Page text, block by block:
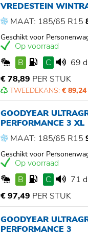
VREDESTEIN
MAAT: 185/65 R15
Geschikt voor
Op voorraad
B
C
69
€ 78,89 PER STUK
TWEEDEKANS: € 89,24
GOODYEAR
PERFORMANCE 3 XL
MAAT: 185/65 R15
Geschikt voor
Op voorraad
B
C
71
€ 97,49 PER STUK
GOODYEAR
PERFORMANCE 3